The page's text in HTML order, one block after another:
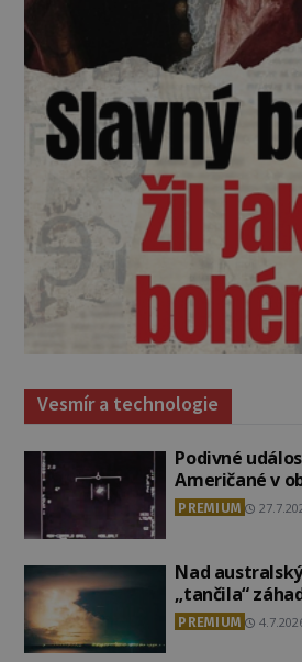
Vesmír a technologie
Podivné
Američané v
PREMIUM
Nad
„tančila“
PREMIUM